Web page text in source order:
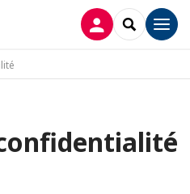
CONNEXION